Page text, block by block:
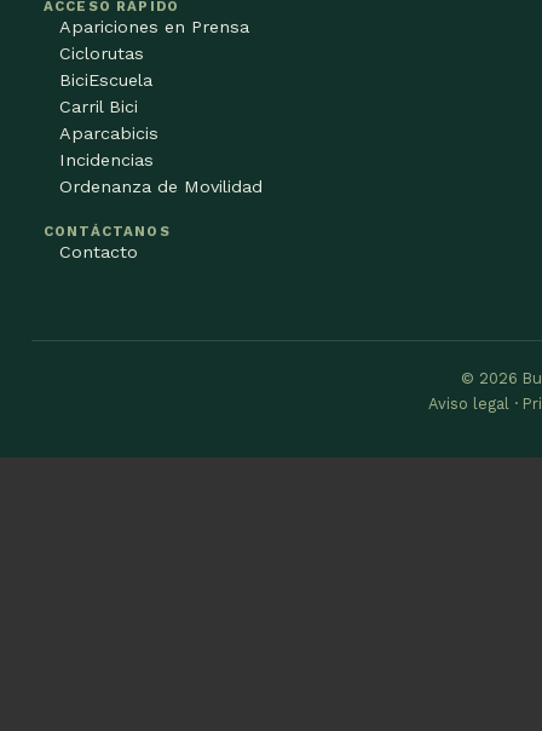
ACCESO RÁPIDO
Apariciones en Prensa
Ciclorutas
BiciEscuela
Carril Bici
Aparcabicis
Incidencias
Ordenanza de Movilidad
CONTÁCTANOS
Contacto
© 2026
Aviso legal ·